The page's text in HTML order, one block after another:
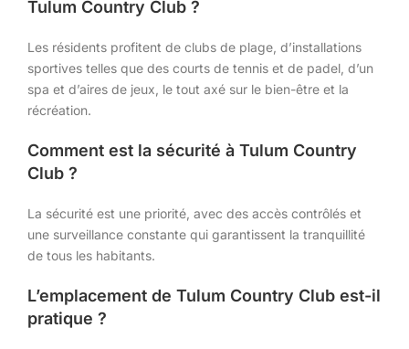
Tulum Country Club ?
Les résidents profitent de clubs de plage, d’installations
sportives telles que des courts de tennis et de padel, d’un
spa et d’aires de jeux, le tout axé sur le bien-être et la
récréation.
Comment est la sécurité à Tulum Country
Club ?
La sécurité est une priorité, avec des accès contrôlés et
une surveillance constante qui garantissent la tranquillité
de tous les habitants.
L’emplacement de Tulum Country Club est-il
pratique ?